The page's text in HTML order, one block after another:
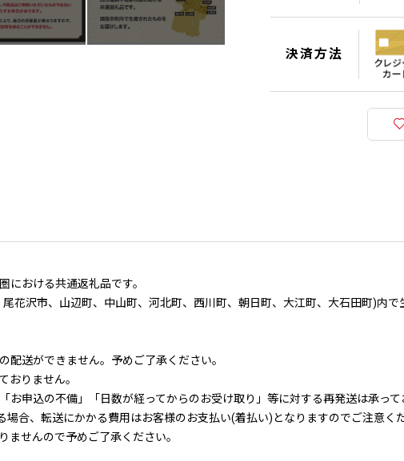
決済方法
における共通返礼品です。
花沢市、山辺町、中山町、河北町、西川町、朝日町、大江町、大石田町)内で
配送ができません。予めご了承ください。
おりません。
お申込の不備」「日数が経ってからのお受け取り」等に対する再発送は承って
場合、転送にかかる費用はお客様のお支払い(着払い)となりますのでご注意くだ
ませんので予めご了承ください。